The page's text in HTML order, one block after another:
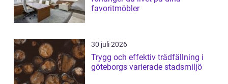
favoritmöbler
30 juli 2026
Trygg och effektiv trädfällning i
göteborgs varierade stadsmiljö